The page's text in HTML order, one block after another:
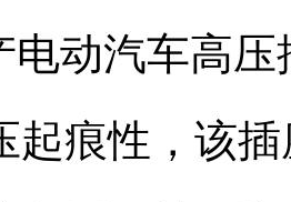
电动汽车高
起痕性，该